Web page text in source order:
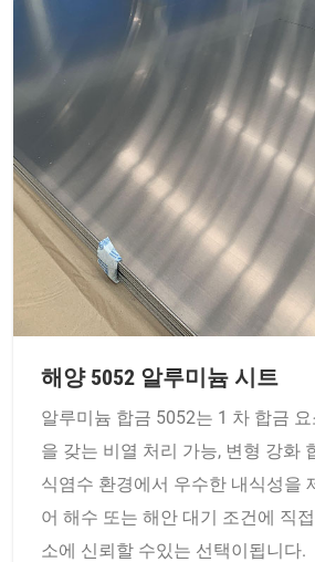
해양 5052 알루미늄 시트
알루미늄 합금 5052는 1 차 합금 요소로서 마그네슘
을 갖는 비열 처리 가능, 변형 강화
식염수 환경에서 우수한 내식성을
어 해수 또는 해안 대기 조건에 직
소에 신뢰할 수있는 선택이됩니다.